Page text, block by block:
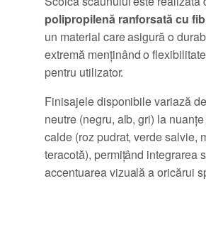
polipropilenă ranforsată cu
un material care asigură o
extremă menținând o
pentru utilizator.
Finisajele disponibile variază
neutre (negru, alb, gri) la
calde (roz pudrat, verde salvie,
teracotă), permițând integrarea
accentuarea vizuală a oricărui